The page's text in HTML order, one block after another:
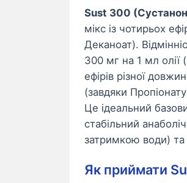
Sust 300
мікс із чотирьох
Деканоат).
300 мг на 1 мл олії
ефірів різної
(завдяки
Це ідеальний
стабільний
затримкою води) та
Як приймати